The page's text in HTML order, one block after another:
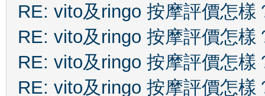
RE: vito及ringo 按摩評價怎樣
RE: vito及ringo 按摩評價怎樣
RE: vito及ringo 按摩評價怎樣
RE: vito及ringo 按摩評價怎樣